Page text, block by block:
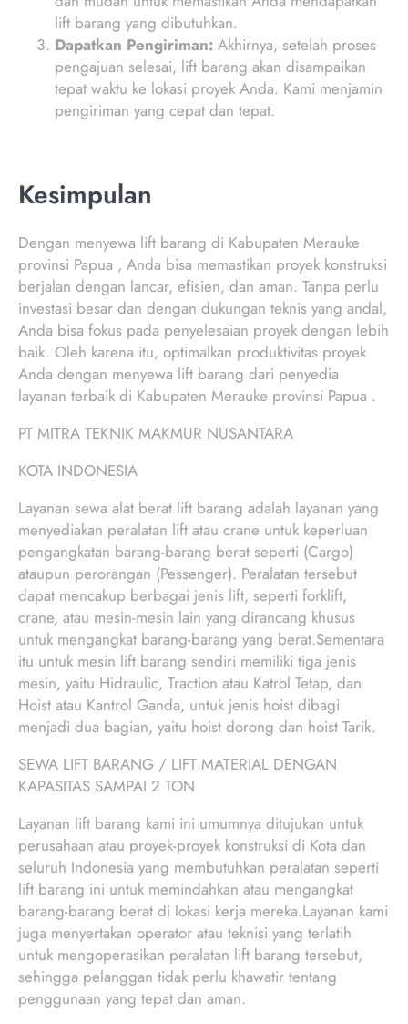
lift barang yang dibutuhkan.
Dapatkan Pengiriman: Akhirnya, setelah proses
pengajuan selesai, lift barang akan disampaikan
tepat waktu ke lokasi proyek Anda. Kami menjamin
pengiriman yang cepat dan tepat.
Kesimpulan
Dengan menyewa lift barang di Kabupaten Merauke
provinsi Papua , Anda bisa memastikan proyek konstruksi
berjalan dengan lancar, efisien, dan aman. Tanpa perlu
investasi besar dan dengan dukungan teknis yang andal,
Anda bisa fokus pada penyelesaian proyek dengan lebih
baik. Oleh karena itu, optimalkan produktivitas proyek
Anda dengan menyewa lift barang dari penyedia
layanan terbaik di Kabupaten Merauke provinsi Papua .
PT MITRA TEKNIK MAKMUR NUSANTARA
KOTA INDONESIA
Layanan sewa alat berat lift barang adalah layanan yang
menyediakan peralatan lift atau crane untuk keperluan
pengangkatan barang-barang berat seperti (Cargo)
ataupun perorangan (Pessenger). Peralatan tersebut
dapat mencakup berbagai jenis lift, seperti forklift,
crane, atau mesin-mesin lain yang dirancang khusus
untuk mengangkat barang-barang yang berat.Sementara
itu untuk mesin lift barang sendiri memiliki tiga jenis
mesin, yaitu Hidraulic, Traction atau Katrol Tetap, dan
Hoist atau Kantrol Ganda, untuk jenis hoist dibagi
menjadi dua bagian, yaitu hoist dorong dan hoist Tarik.
SEWA LIFT BARANG / LIFT MATERIAL DENGAN
KAPASITAS SAMPAI 2 TON
Layanan lift barang kami ini umumnya ditujukan untuk
perusahaan atau proyek-proyek konstruksi di Kota dan
seluruh Indonesia yang membutuhkan peralatan seperti
lift barang ini untuk memindahkan atau mengangkat
barang-barang berat di lokasi kerja mereka.Layanan kami
juga menyertakan operator atau teknisi yang terlatih
untuk mengoperasikan peralatan lift barang tersebut,
sehingga pelanggan tidak perlu khawatir tentang
penggunaan yang tepat dan aman.